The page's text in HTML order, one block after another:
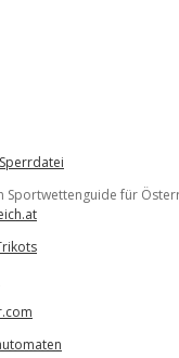
Sportwettenguide für